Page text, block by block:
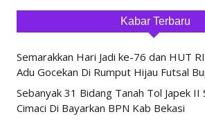
Kabar Terbaru
Semarakkan Hari Jadi ke-76 dan HUT
Adu Gocekan Di Rumput Hijau Futsal
Sebanyak 31 Bidang Tanah Tol Japek II
Cimaci Di Bayarkan BPN Kab Bekasi